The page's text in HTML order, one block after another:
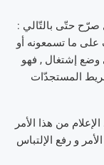
صرّح حتّى بالتّالي :
ما تسمعونه أو
وضع إشتغال , فهو
المستجدّات
من هذا الأمر
و رفع الإلتباس